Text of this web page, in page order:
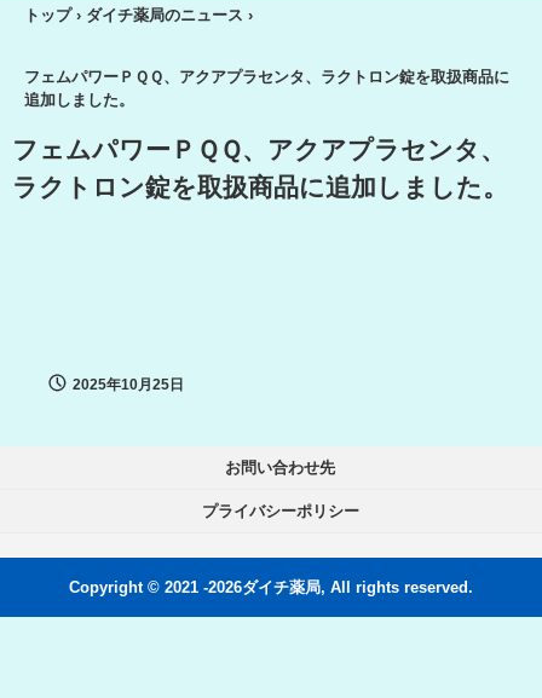
トップ › ダイチ薬局のニュース ›
フェムパワーＰＱＱ、アクアプラセンタ、ラクトロン錠を取扱商品に
追加しました。
フェムパワーＰＱＱ、アクアプラセンタ、
ラクトロン錠を取扱商品に追加しました。
2025年10月25日
お問い合わせ先
プライバシーポリシー
Copyright © 2021 -2026ダイチ薬局, All rights reserved.